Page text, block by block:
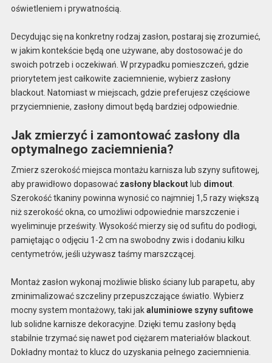
oświetleniem i prywatnością.
Decydując się na konkretny rodzaj zasłon, postaraj się zrozumieć,
w jakim kontekście będą one używane, aby dostosować je do
swoich potrzeb i oczekiwań. W przypadku pomieszczeń, gdzie
priorytetem jest całkowite zaciemnienie, wybierz zasłony
blackout. Natomiast w miejscach, gdzie preferujesz częściowe
przyciemnienie, zasłony dimout będą bardziej odpowiednie.
Jak zmierzyć i zamontować zasłony dla
optymalnego zaciemnienia?
Zmierz szerokość miejsca montażu karnisza lub szyny sufitowej,
aby prawidłowo dopasować zasłony blackoutlub dimout.
Szerokość tkaniny powinna wynosić co najmniej 1,5 razy większą
niż szerokość okna, co umożliwi odpowiednie marszczenie i
wyeliminuje prześwity. Wysokość mierzy się od sufitu do podłogi,
pamiętając o odjęciu 1-2 cm na swobodny zwis i dodaniu kilku
centymetrów, jeśli używasz taśmy marszczącej.
Montaż zasłon wykonaj możliwie blisko ściany lub parapetu, aby
zminimalizować szczeliny przepuszczające światło. Wybierz
mocny system montażowy, taki jakaluminiowe szyny sufitowe
lub solidne karnisze dekoracyjne. Dzięki temu zasłony będą
stabilnie trzymać się nawet pod ciężarem materiałów blackout.
Dokładny montaż to klucz do uzyskania pełnego zaciemnienia.